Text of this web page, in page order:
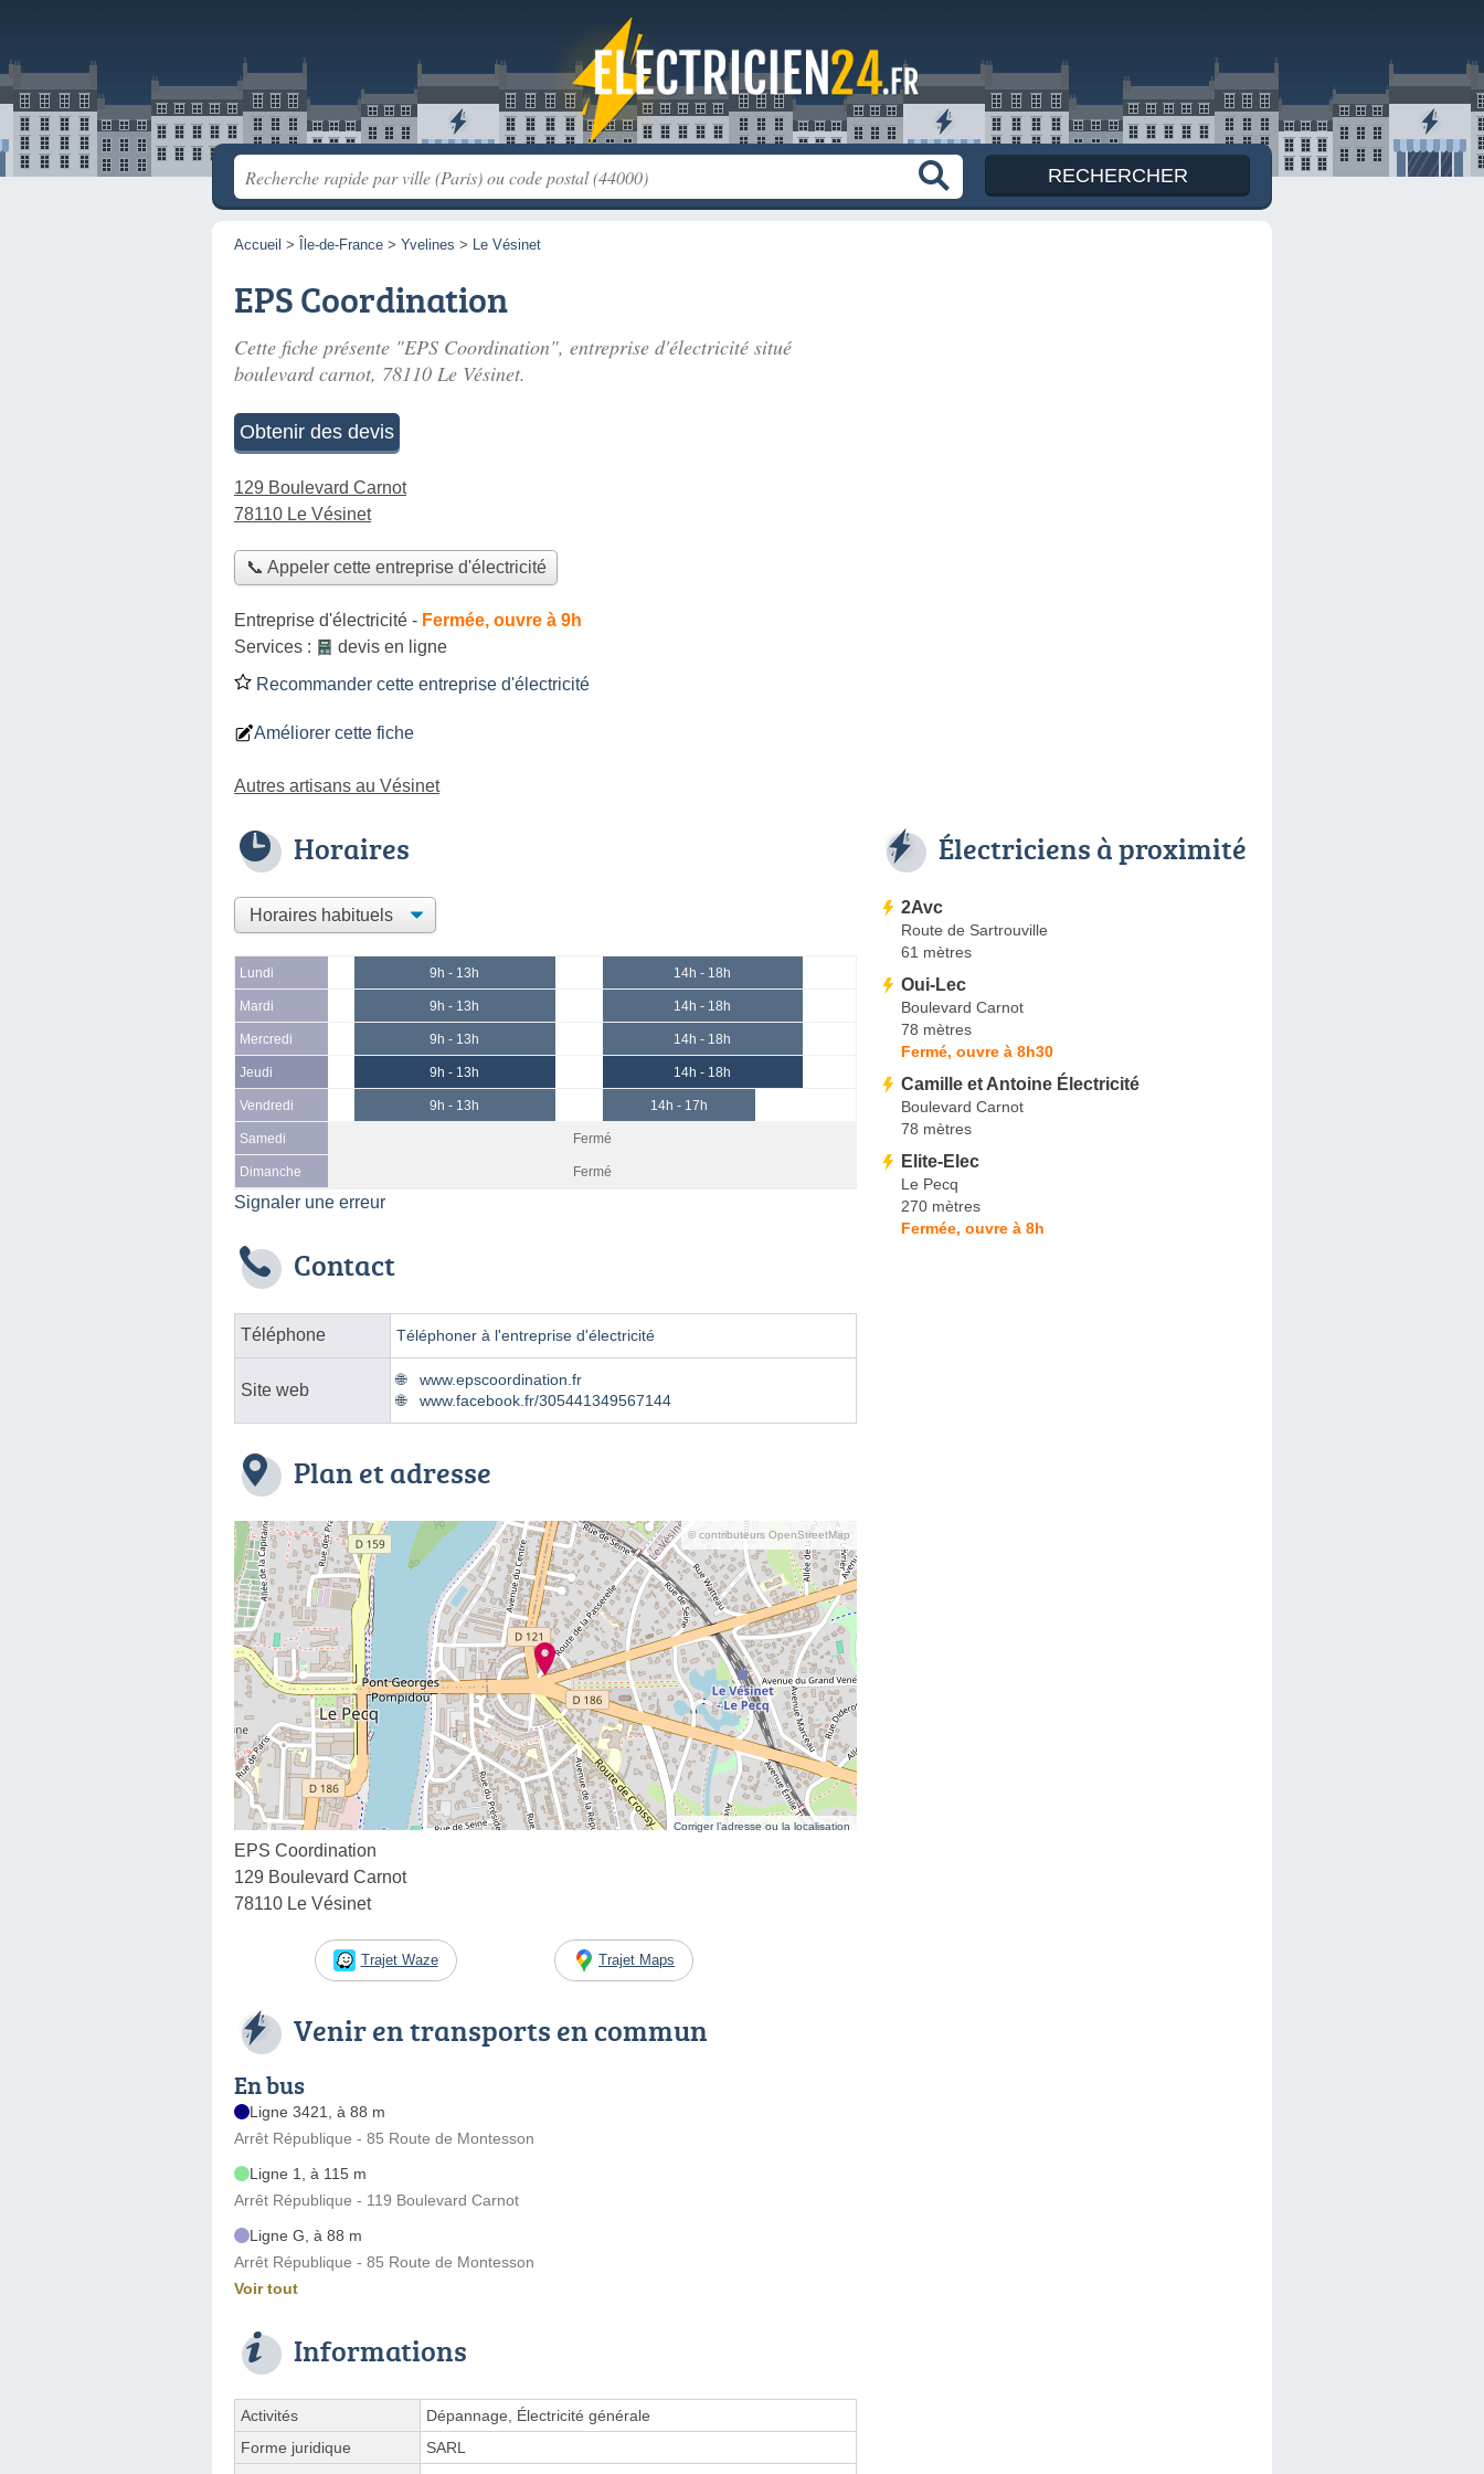
Accueil > Île-de-France > Yvelines > Le Vésinet
EPS Coordination
Cette fiche présente "EPS Coordination", entreprise d'électricité situé
boulevard carnot, 78110 Le Vésinet.
Obtenir des devis
129 Boulevard Carnot
78110 Le Vésinet
📞 Appeler cette entreprise d'électricité
Entreprise d'électricité - Fermée, ouvre à 9h
Services :
devis en ligne
Recommander cette entreprise d'électricité
Améliorer cette fiche
Autres artisans au Vésinet
Horaires
Lundi 9h - 13h 14h - 18h
Mardi 9h - 13h 14h - 18h
Mercredi 9h - 13h 14h - 18h
Jeudi 9h - 13h 14h - 18h
Vendredi 9h - 13h 14h - 17h
Samedi Fermé
Dimanche Fermé
Signaler une erreur
Contact
Téléphone Téléphoner à l'entreprise d'électricité
Site web
www.epscoordination.fr
www.facebook.fr/305441349567144
Plan et adresse
© contributeurs OpenStreetMap
Corriger l’adresse ou la localisation
EPS Coordination
129 Boulevard Carnot
78110 Le Vésinet
Trajet Waze Trajet Maps
Venir en transports en commun
En bus
Ligne 3421, à 88 m
Arrêt République - 85 Route de Montesson
Ligne 1, à 115 m
Arrêt République - 119 Boulevard Carnot
Ligne G, à 88 m
Arrêt République - 85 Route de Montesson
Voir tout
Informations
Activités
Dépannage, Électricité générale
Forme juridique
SARL
Électriciens à proximité
2Avc
Route de Sartrouville
61 mètres
Oui-Lec
Boulevard Carnot
78 mètres
Fermé, ouvre à 8h30
Camille et Antoine Électricité
Boulevard Carnot
78 mètres
Elite-Elec
Le Pecq
270 mètres
Fermée, ouvre à 8h